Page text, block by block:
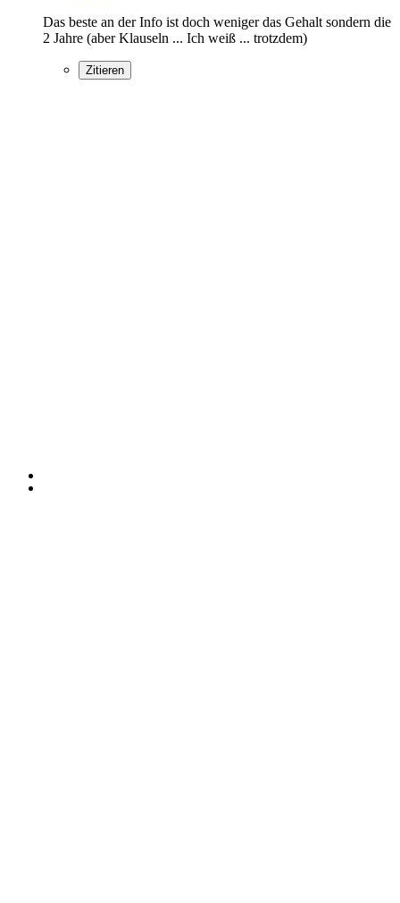
Das beste an der Info ist doch weniger das Gehalt sondern die
2 Jahre (aber Klauseln ... Ich weiß ... trotzdem)
Zitieren